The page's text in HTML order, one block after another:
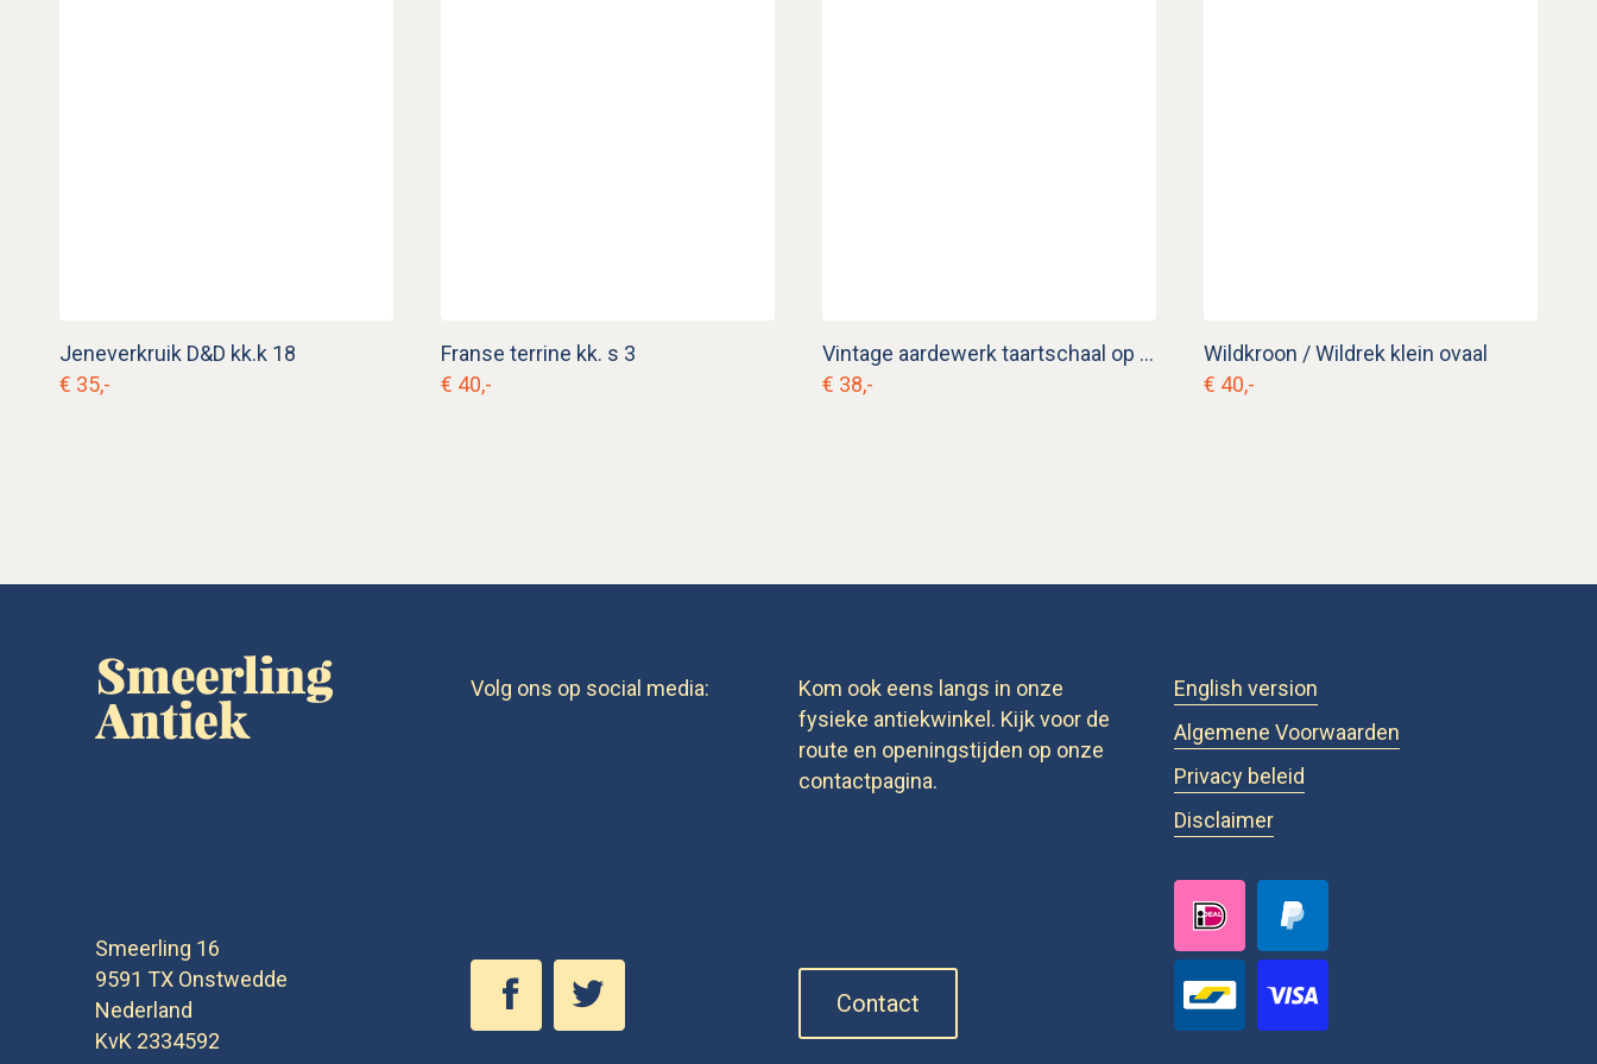
Jeneverkruik D&D kk.k 18
€ 35,-
Franse terrine kk. s 3
€ 40,-
Vintage aardewerk taartschaal op voet
€ 38,-
Wildkroon / Wildrek klein ovaal
€ 40,-
Smeerling 16
9591 TX Onstwedde
Nederland
KvK 2334592
Volg ons op social media:
Kom ook eens langs in onze
fysieke antiekwinkel. Kijk voor de
route en openingstijden op onze
contactpagina.
Contact
English version
Algemene Voorwaarden
Privacy beleid
Disclaimer